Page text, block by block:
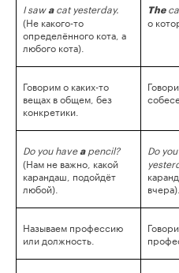
I sawacat yesterday.
(Не какого-то
определённого кота, а
любого кота).
The
о
Говорим о каких-то
вещах в общем, без
конкретики.
Do you haveapencil?
(Нам не важно, какой
карандаш, подойдёт
любой).
Do
вчера).
Называем профессию
или должность.